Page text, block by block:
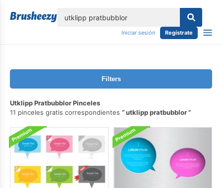
Iniciar sesión Regístrate
Filters
Utklipp Pratbubblor Pinceles
11 pinceles gratis correspondientes
utklipp pratbubblor